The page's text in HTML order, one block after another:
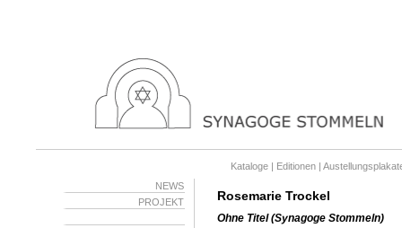
Kataloge | Editionen |
NEWS
PROJEKT
Rosemarie Trockel
Ohne Titel (Synagoge Stommeln)